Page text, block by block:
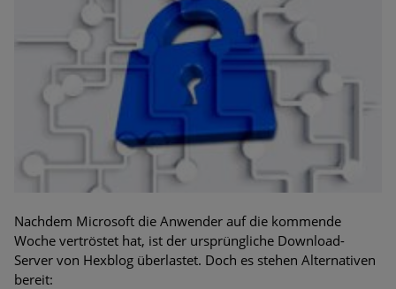
Nachdem Microsoft die Anwender auf die kommende
Woche vertröstet hat, ist der ursprüngliche Download-
Server von Hexblog überlastet. Doch es stehen Alternativen
bereit: